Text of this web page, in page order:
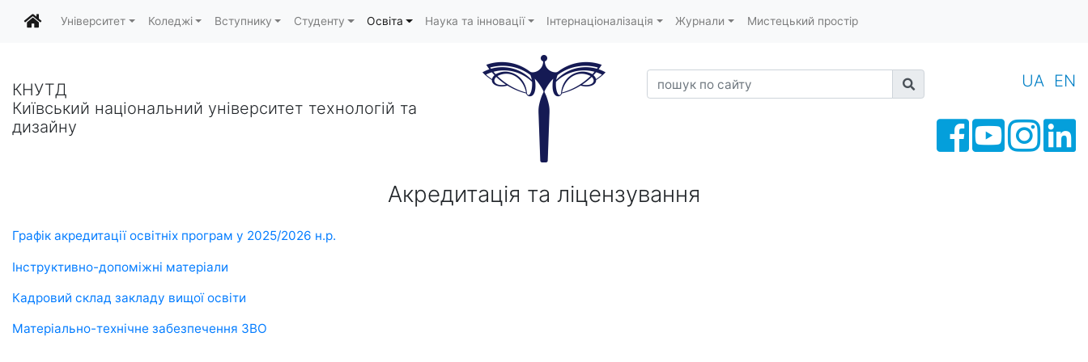
Університет Коледжі Вступнику Студенту Освіта Наука та інновації Інтернаціоналізація Журнали Мистецький простір
КНУТД
Київський національний університет технологій та
дизайну
пошук по сайту UA EN
Акредитація та ліцензування
Графік акредитації освітніх програм у 2025/2026 н.р.
Інструктивно-допоміжні матеріали
Кадровий склад закладу вищої освіти
Матеріально-технічне забезпечення ЗВО